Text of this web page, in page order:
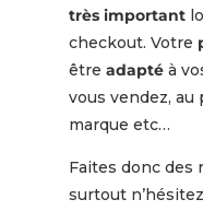
très important
checkout. Votre
être adaptéà
vous vendez,
marque etc…
Faites donc des
surtout